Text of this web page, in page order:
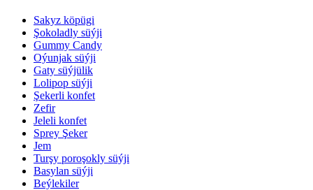
Sakyz köpügi
Şokoladly süýji
Gummy Candy
Oýunjak süýji
Gaty süýjülik
Lolipop süýji
Şekerli konfet
Zefir
Jeleli konfet
Sprey Şeker
Jem
Turşy poroşokly süýji
Basylan süýji
Beýlekiler